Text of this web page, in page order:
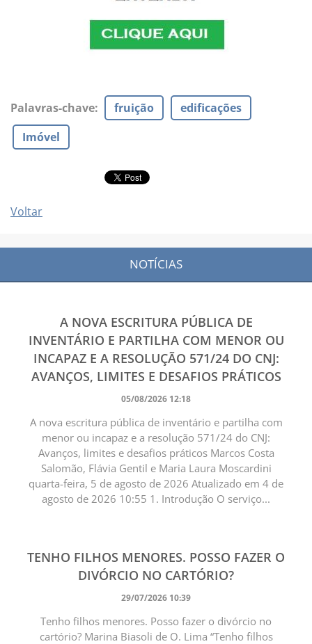
Palavras-chave: fruição
edificações
Imóvel
Voltar
NOTÍCIAS
A NOVA ESCRITURA PÚBLICA DE
INVENTÁRIO E PARTILHA COM MENOR OU
INCAPAZ E A RESOLUÇÃO 571/24 DO CNJ:
AVANÇOS, LIMITES E DESAFIOS PRÁTICOS
05/08/2026 12:18
A nova escritura pública de inventário e partilha com
menor ou incapaz e a resolução 571/24 do CNJ:
Avanços, limites e desafios práticos Marcos Costa
Salomão, Flávia Gentil e Maria Laura Moscardini
quarta-feira, 5 de agosto de 2026 Atualizado em 4 de
agosto de 2026 10:55 1. Introdução O serviço...
TENHO FILHOS MENORES. POSSO FAZER O
DIVÓRCIO NO CARTÓRIO?
29/07/2026 10:39
Tenho filhos menores. Posso fazer o divórcio no
cartório? Marina Biasoli de O. Lima “Tenho filhos